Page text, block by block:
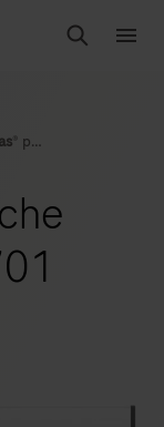
Search
® p 501/ p 701